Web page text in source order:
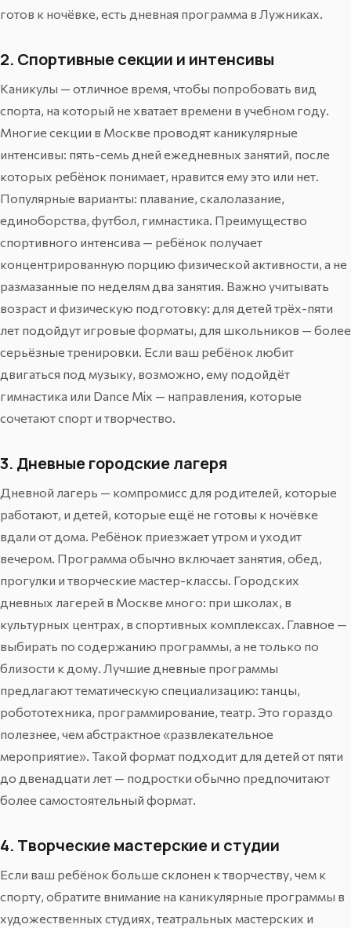
готов к ночёвке, есть дневная программа в Лужниках.
2. Спортивные секции и интенсивы
Каникулы — отличное время, чтобы попробовать вид
спорта, на который не хватает времени в учебном году.
Многие секции в Москве проводят каникулярные
интенсивы: пять-семь дней ежедневных занятий, после
которых ребёнок понимает, нравится ему это или нет.
Популярные варианты: плавание, скалолазание,
единоборства, футбол, гимнастика. Преимущество
спортивного интенсива — ребёнок получает
концентрированную порцию физической активности, а не
размазанные по неделям два занятия. Важно учитывать
возраст и физическую подготовку: для детей трёх-пяти
лет подойдут игровые форматы, для школьников — более
серьёзные тренировки. Если ваш ребёнок любит
двигаться под музыку, возможно, ему подойдёт
гимнастика или Dance Mix — направления, которые
сочетают спорт и творчество.
3. Дневные городские лагеря
Дневной лагерь — компромисс для родителей, которые
работают, и детей, которые ещё не готовы к ночёвке
вдали от дома. Ребёнок приезжает утром и уходит
вечером. Программа обычно включает занятия, обед,
прогулки и творческие мастер-классы. Городских
дневных лагерей в Москве много: при школах, в
культурных центрах, в спортивных комплексах. Главное —
выбирать по содержанию программы, а не только по
близости к дому. Лучшие дневные программы
предлагают тематическую специализацию: танцы,
робототехника, программирование, театр. Это гораздо
полезнее, чем абстрактное «развлекательное
мероприятие». Такой формат подходит для детей от пяти
до двенадцати лет — подростки обычно предпочитают
более самостоятельный формат.
4. Творческие мастерские и студии
Если ваш ребёнок больше склонен к творчеству, чем к
спорту, обратите внимание на каникулярные программы в
художественных студиях, театральных мастерских и